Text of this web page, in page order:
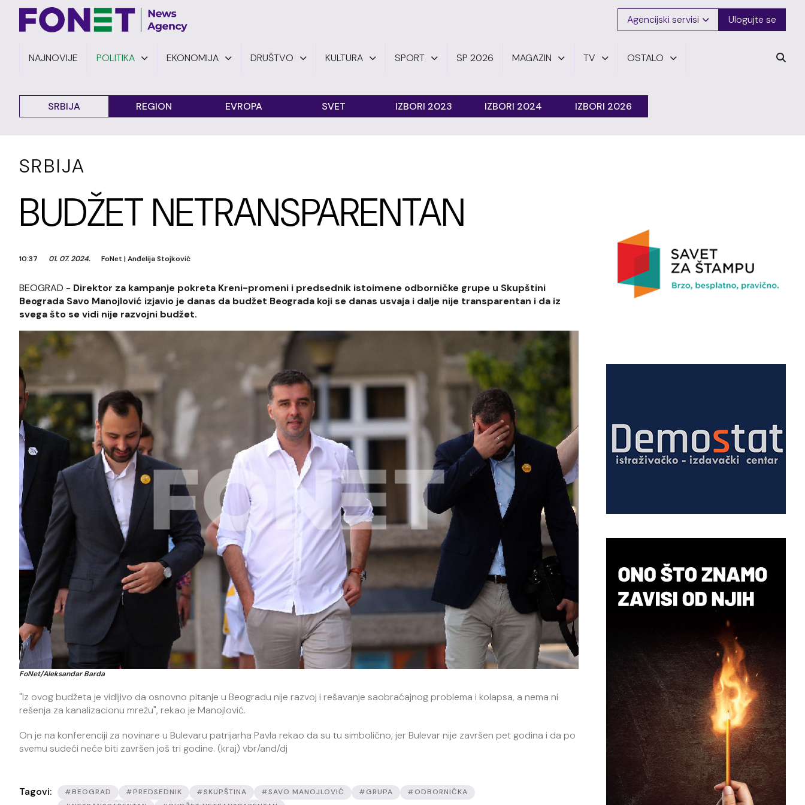
Agencijski servisi Ulogujte se
NAJNOVIJE POLITIKA EKONOMIJA DRUŠTVO KULTURA SPORT SP 2026 MAGAZIN TV OSTALO
SRBIJA REGION EVROPA SVET IZBORI 2023 IZBORI 2024 IZBORI 2026
SRBIJA
BUDŽET NETRANSPARENTAN
10:37 01. 07. 2024. FoNet |Anđelija Stojković
BEOGRAD - Direktor za kampanje pokreta Kreni-promeni i predsednik istoimene odborničke grupe u Skupštini
Beograda Savo Manojlović izjavio je danas da budžet Beograda koji se danas usvaja i dalje nije transparentan i da iz
svega što se vidi nije razvojni budžet.
FoNet/Aleksandar Barda
"Iz ovog budžeta je vidljivo da osnovno pitanje u Beogradu nije razvoj i rešavanje saobraćajnog problema i kolapsa, a nema ni
rešenja za kanalizacionu mrežu", rekao je Manojlović.
On je na konferenciji za novinare u Bulevaru patrijarha Pavla rekao da su tu simbolično, jer Bulevar nije završen pet godina i da po
svemu sudeći neće biti završen još tri godine. (kraj) vbr/and/dj
Tagovi: #BEOGRAD #PREDSEDNIK #SKUPŠTINA #SAVO MANOJLOVIĆ #GRUPA
#ODBORNIČKA